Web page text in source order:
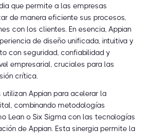
que permite a las empresas
de manera eficiente sus procesos,
con los clientes. En esencia, Appian
de diseño unificada, intuitiva y
con seguridad, confiabilidad y
empresarial, cruciales para las
crítica.
utilizan Appian para acelerar la
combinando metodologías
Lean o Six Sigma con las tecnologías
de Appian. Esta sinergia permite la